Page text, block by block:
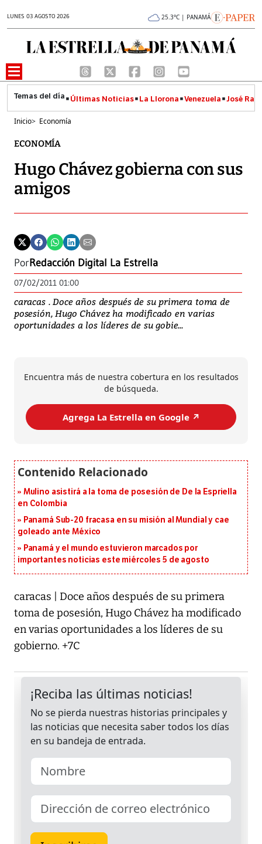
LUNES 03 AGOSTO 2026 25.3°C | PANAMÁ
Últimas Noticias La Llorona Venezuela José
Inicio> Economía
ECONOMÍA
Hugo Chávez gobierna con sus
amigos
PorRedacción Digital La Estrella
07/02/2011 01:00
caracas . Doce años después de su primera toma de
posesión, Hugo Chávez ha modificado en varias
oportunidades a los líderes de su gobie...
Encuentra más de nuestra cobertura en los resultados
de búsqueda.
Agrega La Estrella en Google ↗️
Mulino asistirá a la toma de posesión de De la Espriella
en Colombia
Panamá Sub-20 fracasa en su misión al Mundial y cae
goleado ante México
Panamá y el mundo estuvieron marcados por
importantes noticias este miércoles 5 de agosto
caracas | Doce años después de su primera
toma de posesión, Hugo Chávez ha modificado
en varias oportunidades a los líderes de su
gobierno. +7C